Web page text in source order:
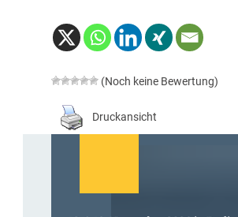
(Noch keine Bewertung)
Druckansicht